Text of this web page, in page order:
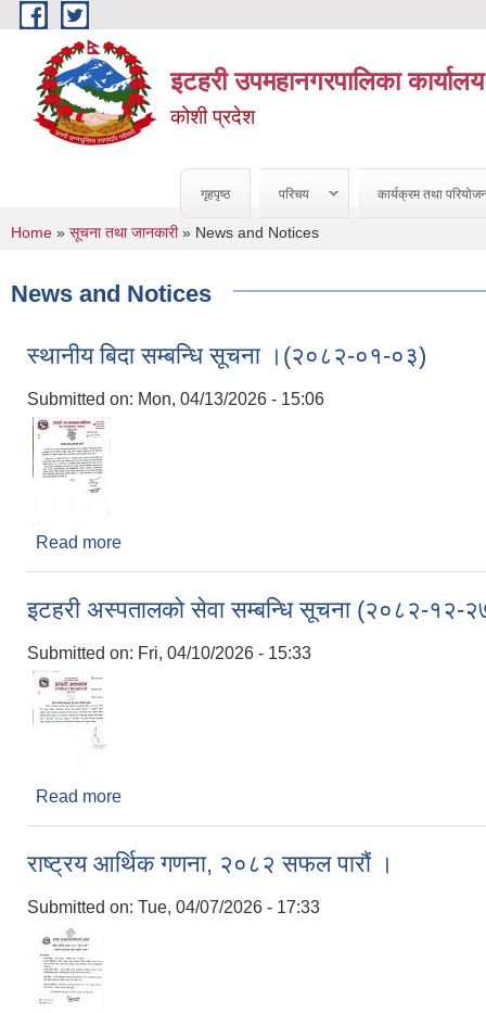
Skip to main content
इटहरी उपमहानगरपालिका कार्यालय
कोशी प्रदेश
गृहपृष्ठ परिचय कार्यक्रम तथा
You are here
Home » सूचना तथा जानकारी» News and Notices
News and Notices
स्थानीय बिदा सम्बन्धि सूचना ।(२०८२-०१-०३)
Submitted on: Mon, 04/13/2026 - 15:06
Read more
इटहरी अस्पतालको सेवा सम्बन्धि सूचना (२०८२-१२-
Submitted on: Fri, 04/10/2026 - 15:33
Read more
राष्ट्रय आर्थिक गणना, २०८२ सफल पारौं ।
Submitted on: Tue, 04/07/2026 - 17:33